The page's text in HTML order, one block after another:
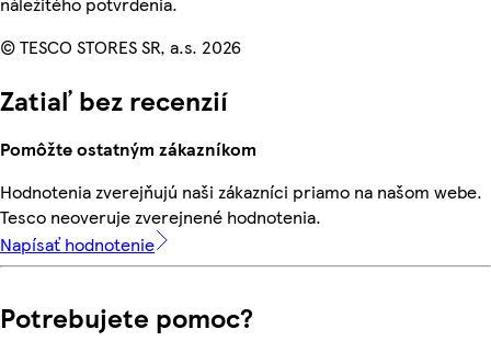
© TESCO STORES SR, a.s. 2026
Zatiaľ bez recenzií
Pomôžte ostatným zákazníkom
Hodnotenia zverejňujú naši zákazníci priamo na našom webe.
Tesco neoveruje zverejnené hodnotenia.
Napísať hodnotenie
Potrebujete pomoc?